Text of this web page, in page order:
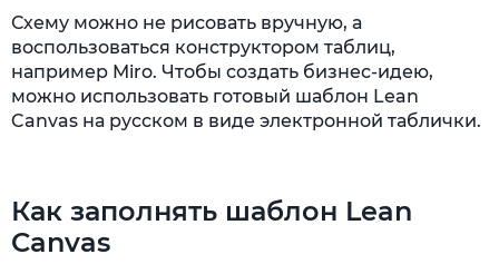
Схему можно не рисовать вручную, а
воспользоваться конструктором таблиц,
например Miro. Чтобы создать бизнес-идею,
можно использовать готовый шаблон Lean
Canvas на русском в виде электронной таблички.
Как заполнять шаблон Lean
Canvas